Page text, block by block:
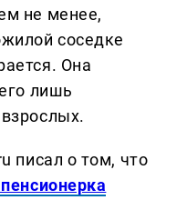
не менее,
соседке
Она
лишь
писал о том, что